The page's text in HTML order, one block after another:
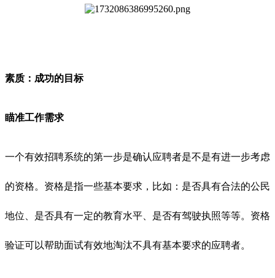
素质：成功的目标
瞄准工作需求
一个有效招聘系统的第一步是确认应聘者是不是有进一步考虑
的资格。资格是指一些基本要求，比如：是否具有合法的公民
地位、是否具有一定的教育水平、是否有驾驶执照等等。资格
验证可以帮助面试有效地淘汰不具有基本要求的应聘者。